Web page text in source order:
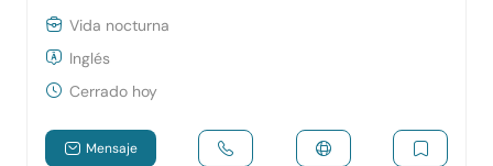
Vida nocturna
Inglés
Cerrado hoy
Mensaje